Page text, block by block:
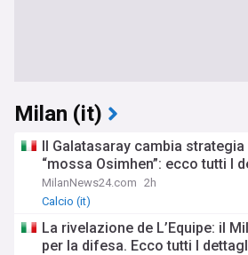
Milan (it)
Il Galatasaray cambia
“mossa Osimhen”: ecco tutti I
MilanNews24.com 2h
Calcio (it)
La rivelazione de L’Equipe: il
per la difesa. Ecco tutti I